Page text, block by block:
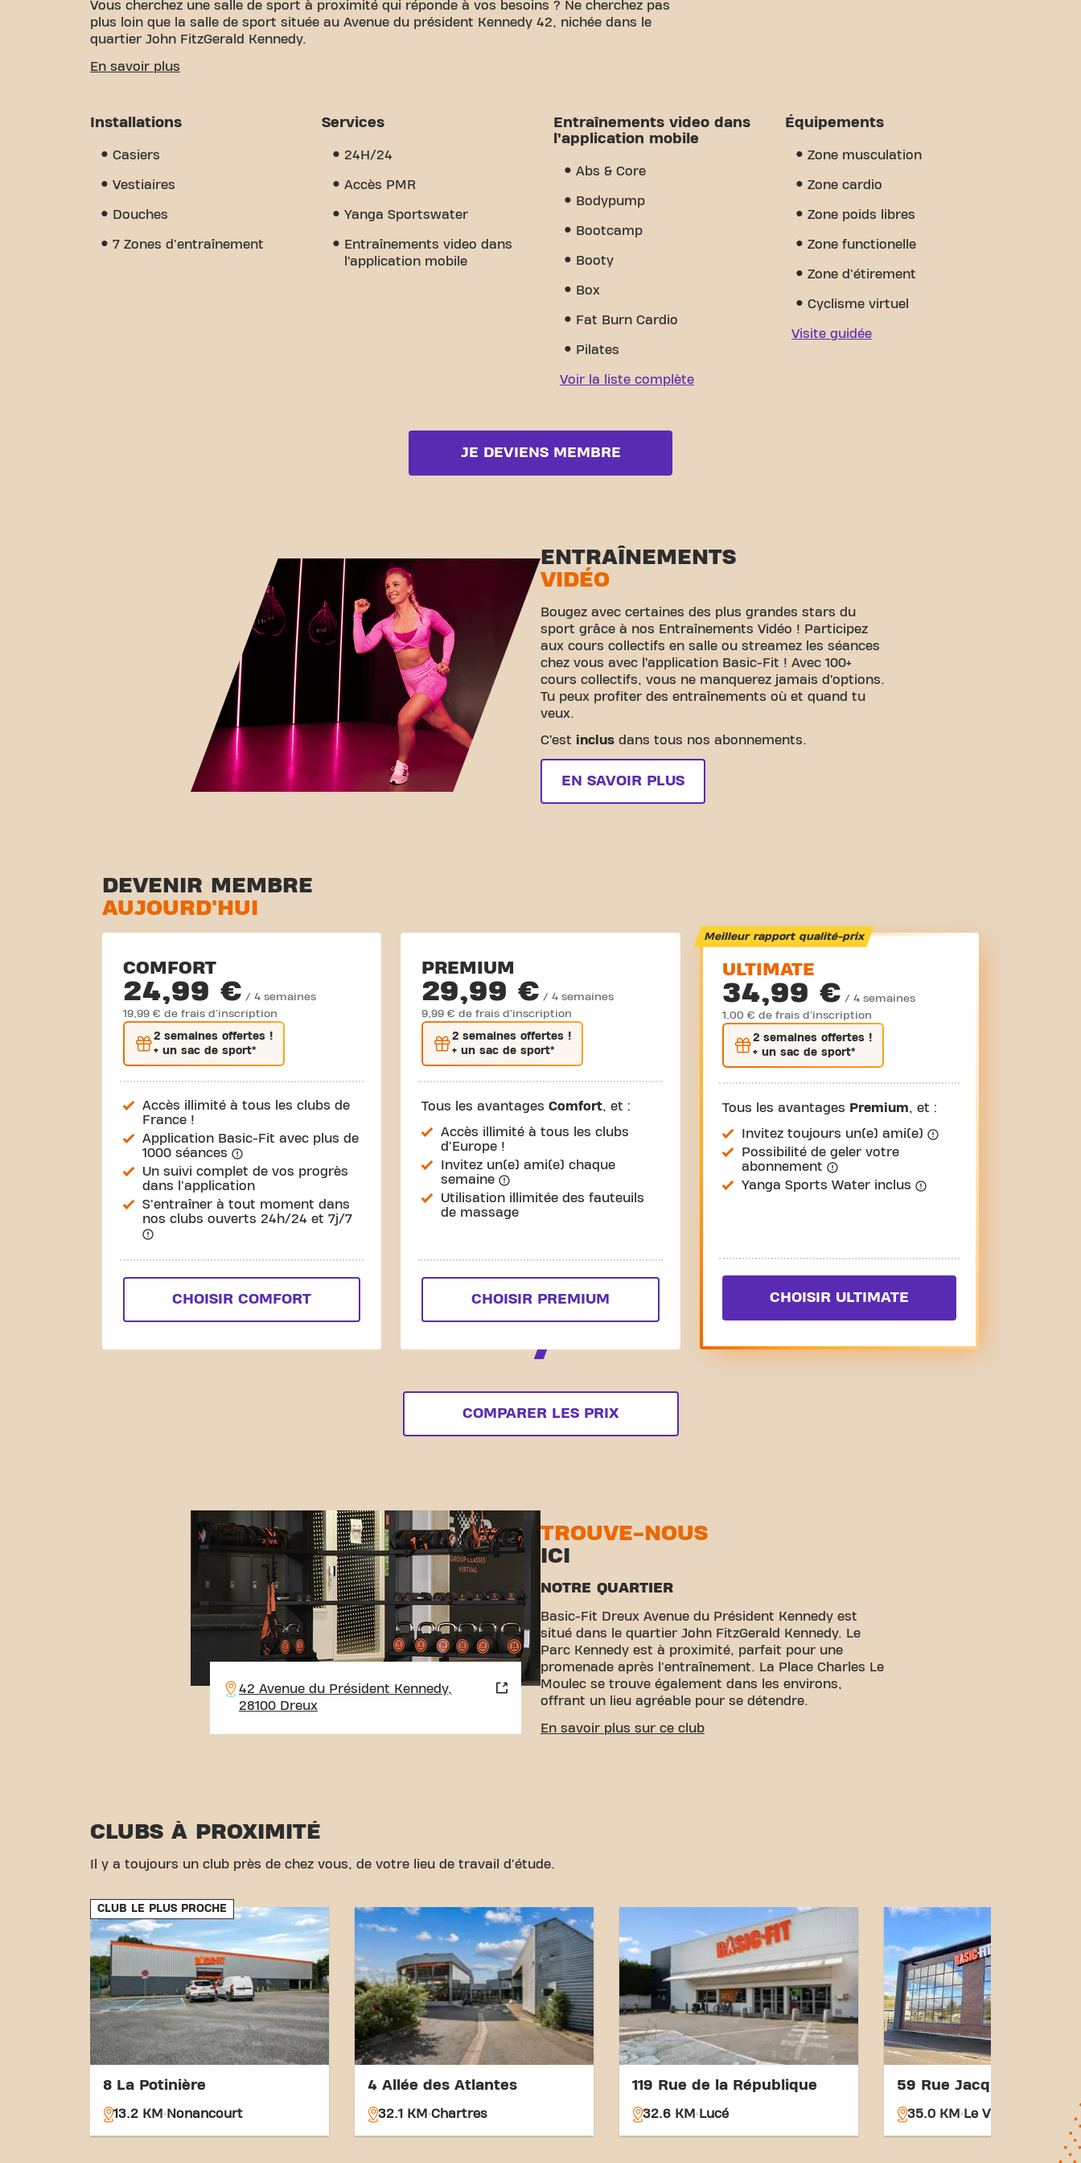
Vous cherchez une salle de sport à proximité qui réponde à vos besoins ? Ne cherchez pas
plus loin que la salle de sport située au Avenue du président Kennedy 42, nichée dans le
quartier John FitzGerald Kennedy.
Nous savons à quel point il est important de disposer d'un espace confortable pour atteindre
grande variété d'équipements, de séances d'entraînement vidéo et entraînement personnel.
Mais ce qui nous distingue vraiment, c'est le sens de la communauté que nous avons créé -
un endroit où vous trouverez l'encouragement et le soutien des autres membres. Rejoignez-
nous dès aujourd'hui et découvrez pourquoi Basic-Fit Dreux avenue du president Kennedy
est plus qu'une simple salle de sport - c'est l'endroit où le fitness et la communauté se
En savoir plus
Installations
Casiers
Vestiaires
Douches
7 Zones d'entraînement
Services
24H/24
Accès PMR
Yanga Sportswater
Entraînements video dans
l’application mobile
Entraînements video dans
l’application mobile
Abs & Core
Bodypump
Bootcamp
Booty
Box
Fat Burn Cardio
Pilates
Voir la liste complète
Équipements
Zone musculation
Zone cardio
Zone poids libres
Zone functionelle
Zone d'étirement
Cyclisme virtuel
Visite guidée
JE DEVIENS MEMBRE
ENTRAÎNEMENTS
VIDÉO
Bougez avec certaines des plus grandes stars du
sport grâce à nos Entraînements Vidéo ! Participez
aux cours collectifs en salle ou streamez les séances
chez vous avec l’application Basic-Fit ! Avec 100+
cours collectifs, vous ne manquerez jamais d’options.
Tu peux profiter des entraînements où et quand tu
veux.
C’est inclus dans tous nos abonnements.
EN SAVOIR PLUS
DEVENIR MEMBRE
AUJOURD'HUI
COMFORT
24,99 € / 4 semaines
19,99 € de frais d'inscription
2 semaines offertes !
+ un sac de sport*
Accès illimité à tous les clubs de
France !
Application Basic-Fit avec plus de
1000 séances
Un suivi complet de vos progrès
dans l'application
S'entraîner à tout moment dans
nos clubs ouverts 24h/24 et 7j/7
CHOISIR COMFORT
PREMIUM
29,99 € / 4 semaines
9,99 € de frais d'inscription
2 semaines offertes !
+ un sac de sport*
Tous les avantagesComfort, et :
Accès illimité à tous les clubs
d'Europe !
Invitez un(e) ami(e) chaque
semaine
Utilisation illimitée des fauteuils
de massage
CHOISIR PREMIUM
Meilleur rapport qualité-prix
ULTIMATE
34,99 € / 4 semaines
1,00 € de frais d'inscription
2 semainesoffertes !
+ un sac de sport*
Tous les avantages Premium, et :
Invitez toujours un(e) ami(e)
Possibilité de geler votre
abonnement
Yanga Sports Water inclus
CHOISIR ULTIMATE
COMPARER LES PRIX
42 Avenue du Président Kennedy,
28100 Dreux
TROUVE-NOUS
ICI
NOTRE QUARTIER
Basic-Fit Dreux Avenue du Président Kennedy est
situé dans le quartier John FitzGerald Kennedy. Le
Parc Kennedy est à proximité, parfait pour une
promenade après l'entraînement. La Place Charles Le
Moulec se trouve également dans les environs,
offrant un lieu agréable pour se détendre.
ACCESSIBILITÉ FACILE
remise en forme n'a jamais été aussi simple. Venez au
Basic-Fit Dreux avenue du president KennedyDreuxet
faites partie de notre communauté fitness.
En savoir plus sur ce club
CLUBS À PROXIMITÉ
Il y a toujours un club près de chez vous, de votre lieu de travail d'étude.
CLUB LE PLUS PROCHE
8 La Potinière
13.2 KM Nonancourt
4 Allée des Atlantes
32.1 KM Chartres
119 Rue de la République
32.6 KM Lucé
59 Rue Jacqueline
35.0 KM Le Vieil-Évreux